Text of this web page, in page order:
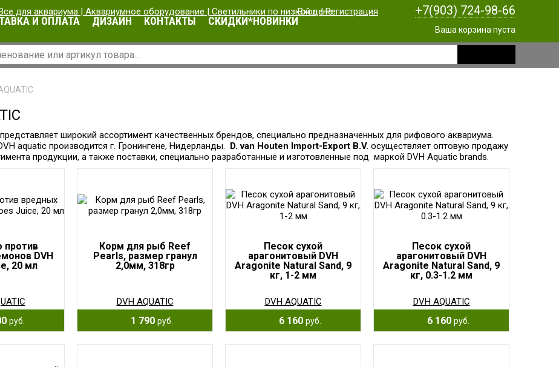
Вход|Регистрация +7(903) 724-98-66
Ваша корзина пуста
И ОПЛАТА ДИЗАЙН КОНТАКТЫ СКИДКИ*НОВИНКИ
широкий ассортимент качественных брендов, специально предназначенных для рифового аквариума.
aquatic производится г. Гронингене, Нидерланды. D. van Houten Import-Export B.V. осуществляет оптовую продажу
продукции, а также поставки, специально разработанные и изготовленные под маркой DVH Aquatic brands.
против
DVH
20 мл
руб.
Корм для рыб Reef
Pearls, размер гранул
2,0мм, 318гр
DVH AQUATIC
1 790 руб.
Песок сухой
арагонитовый DVH
Aragonite Natural Sand, 9
кг, 1-2 мм
DVH AQUATIC
6 160 руб.
Песок сухой
арагонитовый DVH
Aragonite Natural Sand, 9
кг, 0.3-1.2 мм
DVH AQUATIC
6 160 руб.